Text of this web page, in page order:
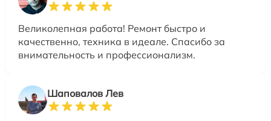
Великолепная работа! Ремонт быстро и
качественно, техника в идеале. Спасибо за
внимательность и профессионализм.
Шаповалов Лев